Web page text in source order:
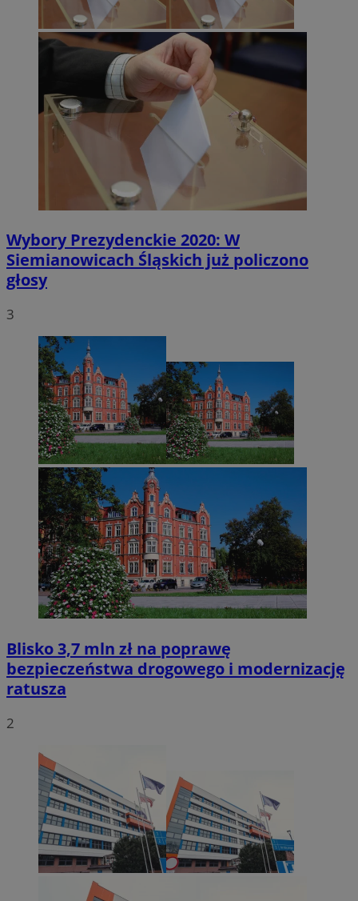
Wybory Prezydenckie 2020: W
Siemianowicach Śląskich już policzono
głosy
3
Blisko 3,7 mln zł na poprawę
bezpieczeństwa drogowego i modernizację
ratusza
2